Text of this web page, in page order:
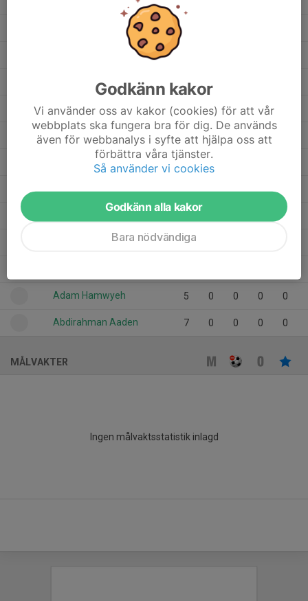
Erik Nelson 1
Eric Malmros 12 0 0 0
Emilio Jimenez 7 0 0
Efe Syuleyman
12 0 0 0
0
Adrian Ericsson 11
Adam Hamwyeh 5 0 0 0 0
Abdirahman Aaden 7 0 0 0 0
MÅLVAKTER
Ingen målvaktsstatistik inlagd
Godkänn kakor
Vi använder oss av kakor (cookies) för att vår
webbplats ska fungera bra för dig. De används
även för webbanalys i syfte att hjälpa oss att
förbättra våra tjänster.
Så använder vi cookies
Godkänn alla kakor
Bara nödvändiga